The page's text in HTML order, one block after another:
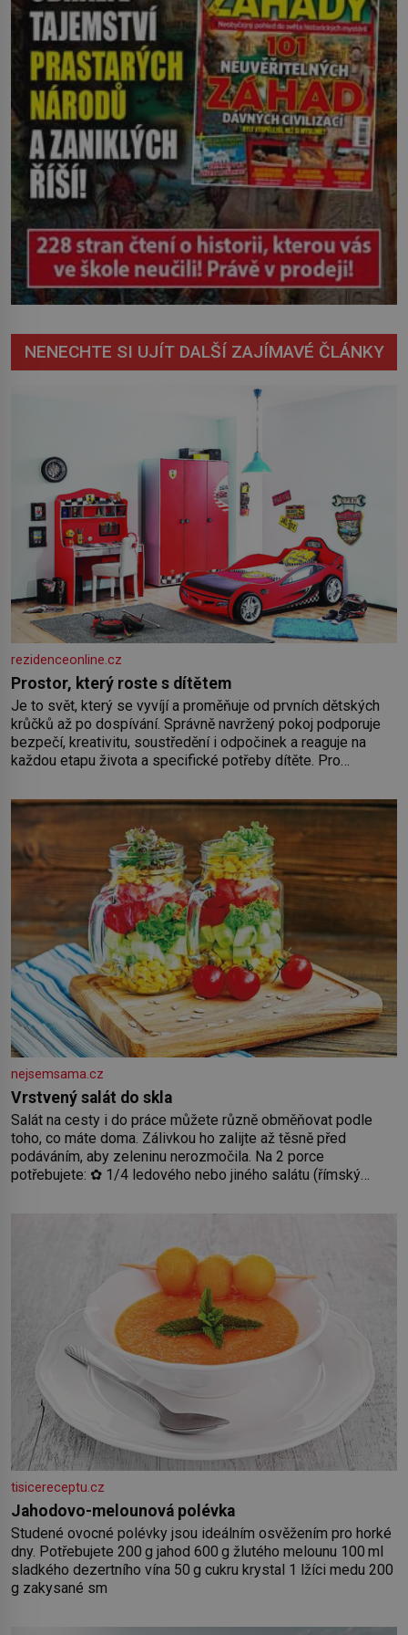
NENECHTE SI UJÍT DALŠÍ ZAJÍMAVÉ ČLÁNKY
rezidenceonline.cz
Prostor, který roste s dítětem
Je to svět, který se vyvíjí a proměňuje od prvních dětských
krůčků až po dospívání. Správně navržený pokoj podporuje
bezpečí, kreativitu, soustředění i odpočinek a reaguje na
každou etapu života a specifické potřeby dítěte. Pro
by pokoj miminka měl působit především klidně a útulně.
Předškolní věk je
nejsemsama.cz
Vrstvený salát do skla
Salát na cesty i do práce můžete různě obměňovat podle
toho, co máte doma. Zálivkou ho zalijte až těsně před
podáváním, aby zeleninu nerozmočila. Na 2 porce
potřebujete: ✿ 1/4 ledového nebo jiného salátu (římský
2 rajčata Zálivka: ✿ 4 lžíce olivového oleje ✿ 1 lžíci citronové
tisicereceptu.cz
Jahodovo-melounová polévka
Studené ovocné polévky jsou ideálním osvěžením pro horké
dny. Potřebujete 200 g jahod 600 g žlutého melounu 100 ml
sladkého dezertního vína 50 g cukru krystal 1 lžíci medu 200
g zakysané sm